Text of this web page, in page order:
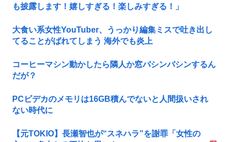
も披露します！嬉しすぎる！楽しみすぎる！」
大食い系女性YouTuber、うっかり編集ミスで吐き出し
てることがばれてしまう 海外でも炎上
コーヒーマシン動かしたら隣人か窓バシンバシンするん
だが？
PCビデカのメモリは16GB積んでないと人間扱いされ
ない時代に
【元TOKIO】長瀬智也が“スネハラ”を謝罪「女性の